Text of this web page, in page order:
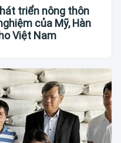
triển nông thôn
của Mỹ, Hàn
Việt Nam